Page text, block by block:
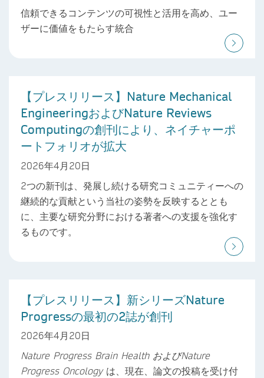
信頼できるコンテンツの可視性と活用を高め、ユー
ザーに価値をもたらす統合
【プレスリリース】Nature Mechanical
EngineeringおよびNature Reviews
Computingの創刊により、ネイチャーポ
ートフォリオが拡大
2026年4月20日
2つの新刊は、発展し続ける研究コミュニティーへの
継続的な貢献という当社の姿勢を反映するととも
に、主要な研究分野における著者への支援を強化す
るものです。
【プレスリリース】新シリーズNature
Progressの最初の2誌が創刊
2026年4月20日
Nature Progress Brain Health およびNature
Progress Oncology は、現在、論文の投稿を受け付